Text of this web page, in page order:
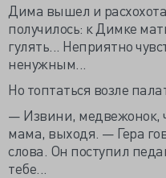
Дима вышел и
получилось: к Димке
гулять... Неприятно
ненужным...
Но топтаться возле
— Извини, медвежонок,
мама, выходя. — Гера
слова. Он поступил
тебе...